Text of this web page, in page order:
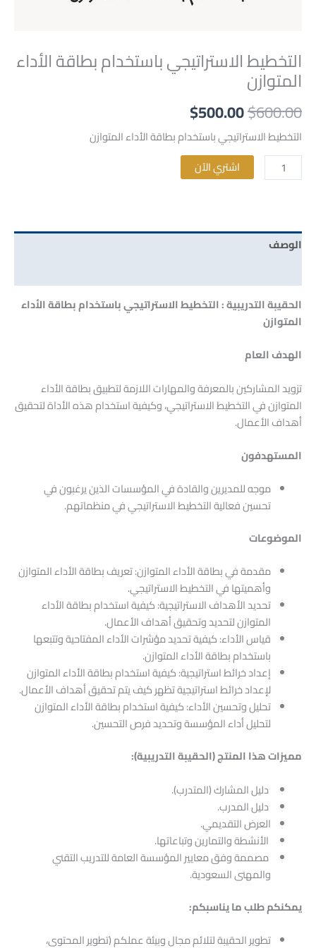
التخطيط الاستراتيجي باستخدام بطاقة الأداء
المتوازن
$600.00
$500.00
التخطيط الاستراتيجي باستخدام بطاقة الأداء المتوازن
اشتري الآن
الوصف
الحقيبة التدريبية : التخطيط الاستراتيجي باستخدام بطاقة الأداء
المتوازن
الهدف العام
تزويد المشاركين بالمعرفة والمهارات اللازمة لتطبيق بطاقة الأداء
المتوازن في التخطيط الاستراتيجي، وكيفية استخدام هذه الأداة لتحقيق
أهداف الأعمال.
المستهدفون
موجه للمديرين والقادة في المؤسسات الذين يرغبون في
تحسين فعالية التخطيط الاستراتيجي في منظماتهم.
الموضوعات
مقدمة في بطاقة الأداء المتوازن: تعريف بطاقة الأداء المتوازن
وأهميتها في التخطيط الاستراتيجي.
تحديد الأهداف الاستراتيجية: كيفية استخدام بطاقة الأداء
المتوازن لتحديد وتحقيق أهداف الأعمال.
قياس الأداء: كيفية تحديد مؤشرات الأداء المفتاحية وتتبعها
باستخدام بطاقة الأداء المتوازن.
إعداد خرائط استراتيجية: كيفية استخدام بطاقة الأداء المتوازن
لإعداد خرائط استراتيجية تظهر كيف يتم تحقيق أهداف الأعمال.
تحليل وتحسين الأداء: كيفية استخدام بطاقة الأداء المتوازن
لتحليل أداء المؤسسة وتحديد فرص التحسين.
مميزات هذا المنتج (الحقيبة التدريبية):
دليل المشارك (المتدرب).
دليل المدرب.
العرض التقديمي.
الأنشطة والتمارين وتباعاتها.
مصممة وفق معايير المؤسسة العامة للتدريب التقني
والمهنى السعودية.
يمكنكم طلب ما يناسبكم:
تطوير الحقيبة لتلائم مجال وبيئة عملكم (تطوير المحتوى،